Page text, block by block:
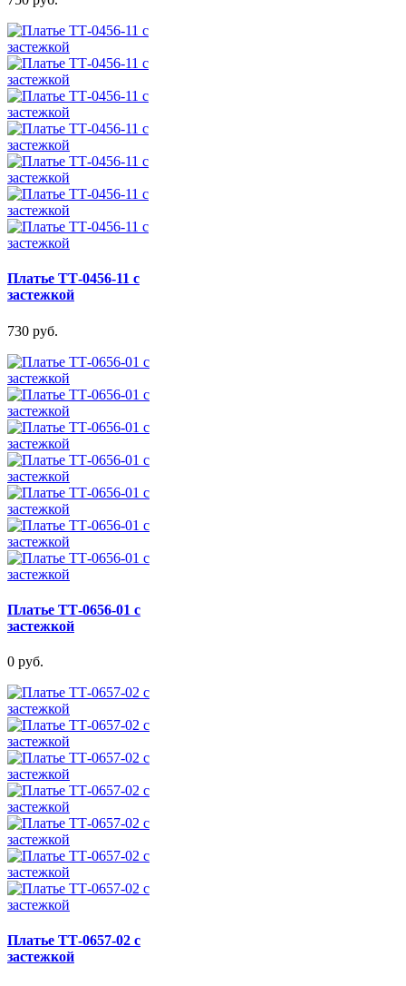
Платье ТТ-0456-11 с
застежкой
730 руб.
Платье ТТ-0656-01 с
застежкой
0 руб.
Платье ТТ-0657-02 с
застежкой